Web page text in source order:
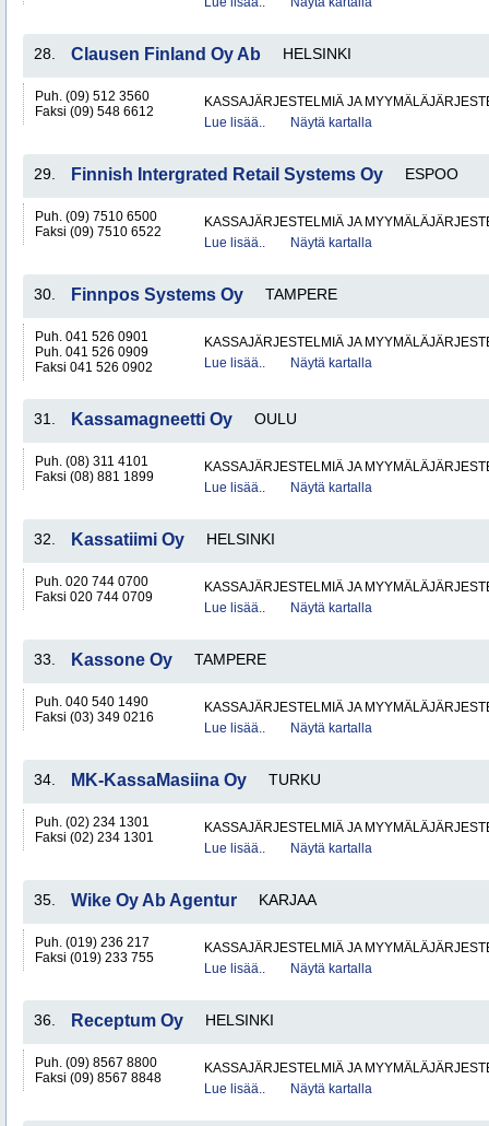
28. Clausen Finland Oy Ab HELSINKI
Puh. (09) 512 3560
Faksi (09) 548 6612
KASSAJÄRJESTELMIÄ JA
Lue lisää..
Näytä kartalla
29. Finnish Intergrated Retail Systems Oy ESPOO
Puh. (09) 7510 6500
Faksi (09) 7510 6522
KASSAJÄRJESTELMIÄ JA
Lue lisää..
Näytä kartalla
30. Finnpos Systems Oy TAMPERE
Puh. 041 526 0901
Puh. 041 526 0909
Faksi 041 526 0902
KASSAJÄRJESTELMIÄ JA
Lue lisää..
Näytä kartalla
31. Kassamagneetti Oy OULU
Puh. (08) 311 4101
Faksi (08) 881 1899
KASSAJÄRJESTELMIÄ JA
Lue lisää..
Näytä kartalla
32. Kassatiimi Oy HELSINKI
Puh. 020 744 0700
Faksi 020 744 0709
KASSAJÄRJESTELMIÄ JA
Lue lisää..
Näytä kartalla
33. Kassone Oy TAMPERE
Puh. 040 540 1490
Faksi (03) 349 0216
KASSAJÄRJESTELMIÄ JA
Lue lisää..
Näytä kartalla
34. MK-KassaMasiina Oy TURKU
Puh. (02) 234 1301
Faksi (02) 234 1301
KASSAJÄRJESTELMIÄ JA
Lue lisää..
Näytä kartalla
35. Wike Oy Ab Agentur KARJAA
Puh. (019) 236 217
Faksi (019) 233 755
KASSAJÄRJESTELMIÄ JA
Lue lisää..
Näytä kartalla
36. Receptum Oy HELSINKI
Puh. (09) 8567 8800
Faksi (09) 8567 8848
KASSAJÄRJESTELMIÄ JA
Lue lisää..
Näytä kartalla